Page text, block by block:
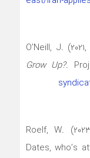
O’Neill, J.
Grow Up?.
Roelf, W.
Dates, who’s